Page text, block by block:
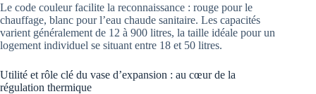
Le code couleur facilite la reconnaissance : rouge pour le
chauffage, blanc pour l’eau chaude sanitaire. Les capacités
varient généralement de 12 à 900 litres, la taille idéale pour un
logement individuel se situant entre 18 et 50 litres.
Utilité et rôle clé du vase d’expansion : au cœur de la
régulation thermique